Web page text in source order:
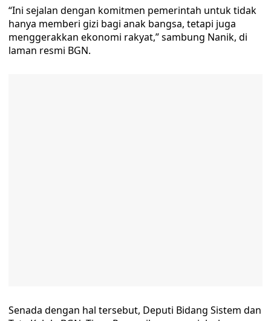
“Ini sejalan dengan komitmen pemerintah untuk tidak
hanya memberi gizi bagi anak bangsa, tetapi juga
menggerakkan ekonomi rakyat,” sambung Nanik, di
laman resmi BGN.
Senada dengan hal tersebut, Deputi Bidang Sistem dan